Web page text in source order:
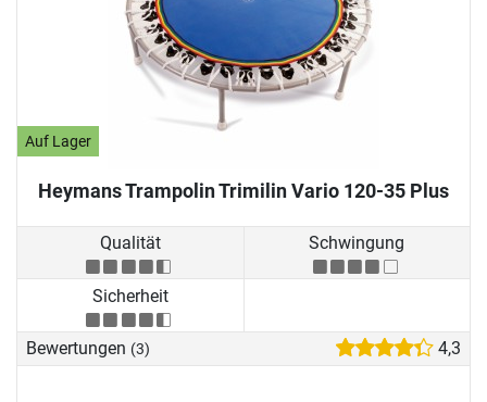
Auf Lager
Heymans Trampolin Trimilin Vario 120-35 Plus
Qualität Schwingung
Sicherheit
Bewertungen (3) 4,3